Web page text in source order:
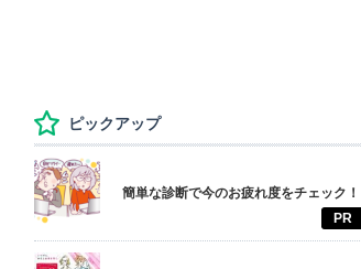
ピックアップ
簡単な診断で今のお疲れ度をチェック！
PR